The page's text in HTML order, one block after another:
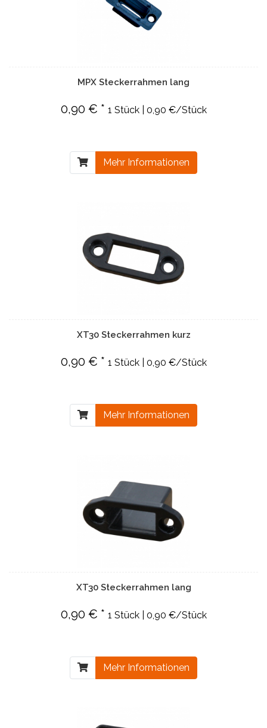
MPX Steckerrahmen lang
0,90 € * 1 Stück | 0,90 €/Stück
Mehr Informationen
XT30 Steckerrahmen kurz
0,90 € * 1 Stück | 0,90 €/Stück
Mehr Informationen
XT30 Steckerrahmen lang
0,90 € * 1 Stück | 0,90 €/Stück
Mehr Informationen